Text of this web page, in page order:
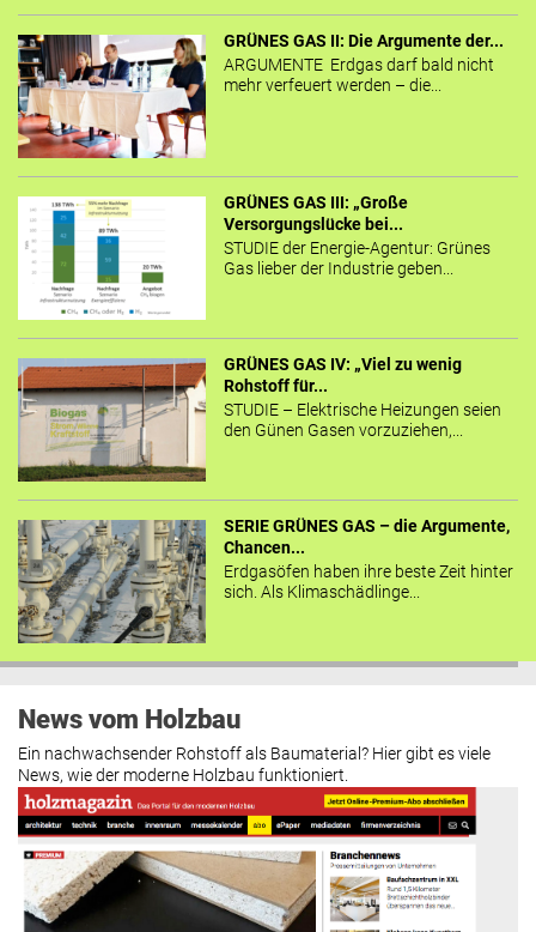
GRÜNES GAS II: Die Argumente der...
ARGUMENTE Erdgas darf bald nicht
mehr verfeuert werden – die...
GRÜNES GAS III: „Große
Versorgungslücke bei...
STUDIE der Energie-Agentur: Grünes
Gas lieber der Industrie geben...
GRÜNES GAS IV: „Viel zu wenig
Rohstoff für...
STUDIE – Elektrische Heizungen seien
den Günen Gasen vorzuziehen,...
SERIE GRÜNES GAS – die Argumente,
Chancen...
Erdgasöfen haben ihre beste Zeit hinter
sich. Als Klimaschädlinge...
News vom Holzbau
Ein nachwachsender Rohstoff als Baumaterial? Hier gibt es viele
News, wie der moderne Holzbau funktioniert.